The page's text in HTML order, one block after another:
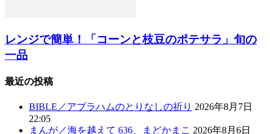
レンジで簡単！「コーンと枝豆のポテサラ」旬の
一品
最近の投稿
BIBLE／アブラハムのとりなしの祈り 2026年8月7日
22:05
まんが／海を越えて 636、まどかまこ 2026年8月6日